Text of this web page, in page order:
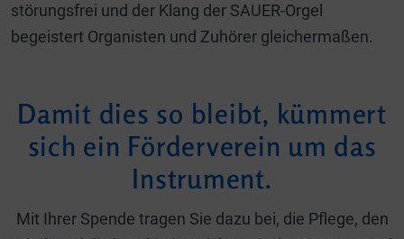
störungsfrei und der Klang der SAUER-Orgel
begeistert Organisten und Zuhörer gleichermaßen.
Damit dies so bleibt, kümmert
sich ein Förderverein um das
Instrument.
Mit Ihrer Spende tragen Sie dazu bei, die Pflege, den